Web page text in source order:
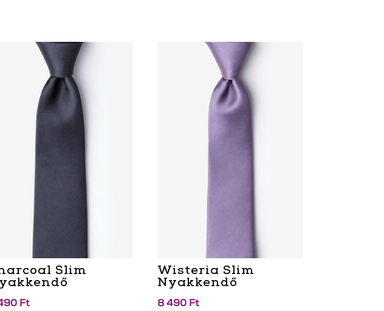
Slim
Ft
Wisteria Slim
Nyakkendő
8 490 Ft